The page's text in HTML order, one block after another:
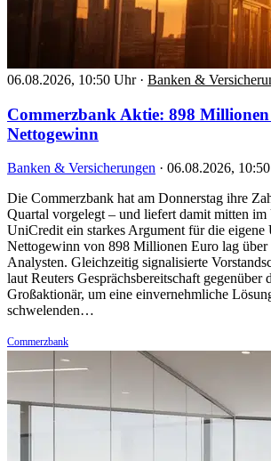
06.08.2026, 10:50 Uhr · Banken &
Commerzbank Aktie: 898
Nettogewinn
Banken & Versicherungen · 06.08.2026,
Die Commerzbank hat am Donnerstag ihre
Quartal vorgelegt – und liefert damit mitten im
UniCredit ein starkes Argument für die
Nettogewinn von 898 Millionen Euro lag über
Analysten. Gleichzeitig signalisierte
laut Reuters Gesprächsbereitschaft gegenüber
Großaktionär, um eine einvernehmliche
schwelenden…
Commerzbank